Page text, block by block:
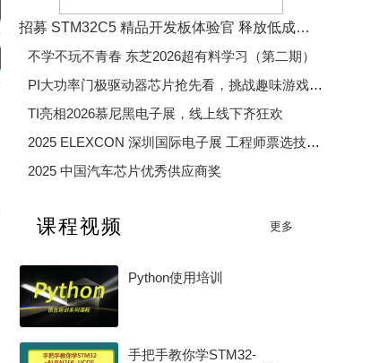
yanyuroom han686090
bsxgy 452329546 lhb_ustsd
招募 STM32C5 精品开发板体验官 释放低成本、低功耗、高效率开发魅力
不学不玩不青春 东芝2026超有料学习（第二期）
PI大功率门极驱动器芯片抢先看，挑战趣味游戏赢精美好礼
TI亮相2026慕尼黑电子展，线上线下齐狂欢
2025 ELEXCON 深圳国际电子展 工程师票选技术大奖
2025 中国汽车芯片优秀供应商奖
课程视频 更多
Python使用培训
手把手教你学STM32-